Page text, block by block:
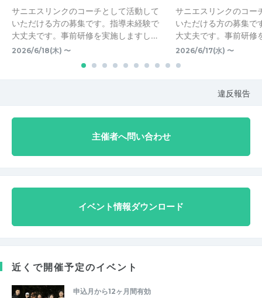
サニエスリンクのコーチとして活動して
いただける方の募集です。指導未経験で
大丈夫です。事前研修を実施しますし…
2026/6/18(木) 〜
サニエスリンクのコー
いただける方の募集で
大丈夫です。事前研修
2026/6/17(水) 〜
違反報告
主催者へ問い合わせ
イベント情報ダウンロード
近くで開催予定のイベント
申込月から12ヶ月間有効